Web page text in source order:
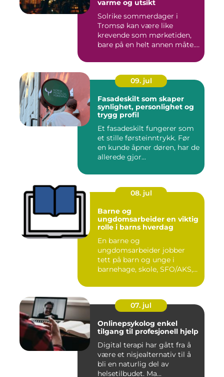
varme og utsikt
Solrike sommerdager i
Tromsø kan være like
krevende som mørketiden,
bare på en helt annen måte.
09. jul
Fasadeskilt som skaper
synlighet, personlighet og
trygg profil
Et fasadeskilt fungerer som
et stille førsteinntrykk. Før
en kunde åpner døren, har de
allerede gjor...
08. jul
Barne og
ungdomsarbeider en viktig
rolle i barns hverdag
En barne og
ungdomsarbeider jobber
tett på barn og unge i
barnehage, skole, SFO/AKS,
07. jul
Onlinepsykolog enkel
tilgang til profesjonell hjelp
Digital terapi har gått fra å
være et nisjealternativ til å
bli en naturlig del av
helsetilbudet. Ma...